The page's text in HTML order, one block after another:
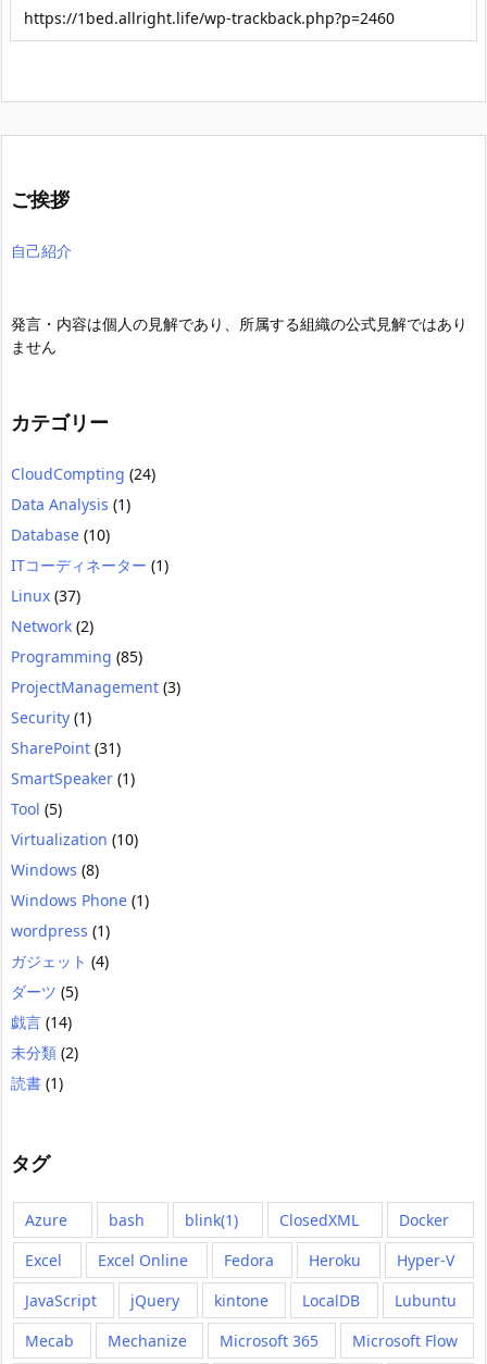
ご挨拶
自己紹介
発言・内容は個人の見解であり、所属する組織の公式見解ではあり
ません
カテゴリー
CloudCompting (24)
Data Analysis (1)
Database (10)
ITコーディネーター (1)
Linux (37)
Network (2)
Programming (85)
ProjectManagement (3)
Security (1)
SharePoint (31)
SmartSpeaker (1)
Tool (5)
Virtualization (10)
Windows (8)
Windows Phone (1)
wordpress (1)
ガジェット (4)
ダーツ (5)
戯言 (14)
未分類 (2)
読書 (1)
タグ
Azure bash blink(1) ClosedXML
Docker
Excel
Excel Online Fedora Heroku
Hyper-V
JavaScript
jQuery kintone LocalDB
Lubuntu
Mecab
Mechanize Microsoft 365
Microsoft Flow